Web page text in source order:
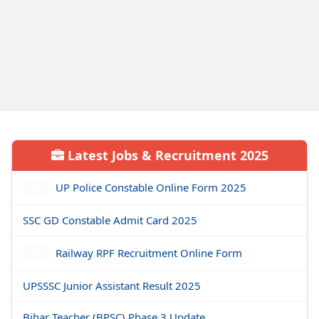
Latest Jobs & Recruitment 2025
UP Police Constable Online Form 2025
SSC GD Constable Admit Card 2025
Railway RPF Recruitment Online Form
UPSSSC Junior Assistant Result 2025